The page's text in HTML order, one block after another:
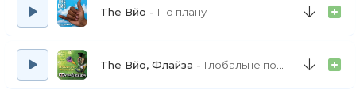
The Вйо По плану
The Вйо, Флайза Глобальне потепління